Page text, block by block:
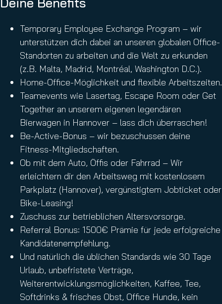
Temporary Employee Exchange Program – wir
unterstützen dich dabei an unseren globalen Office-
Standorten zu arbeiten und die Welt zu erkunden
(z.B. Malta, Madrid, Montréal, Washington D.C.).
Home-Office-Möglichkeit und flexible Arbeitszeiten.
Teamevents wie Lasertag, Escape Room oder Get
Together an unserem eigenen legendären
Bierwagen in Hannover – lass dich überraschen!
Be-Active-Bonus – wir bezuschussen deine
Fitness-Mitgliedschaften.
Ob mit dem Auto, Öffis oder Fahrrad – Wir
erleichtern dir den Arbeitsweg mit kostenlosem
Parkplatz (Hannover), vergünstigtem Jobticket oder
Bike-Leasing!
Zuschuss zur betrieblichen Altersvorsorge.
Referral Bonus: 1500€ Prämie für jede erfolgreiche
Kandidatenempfehlung.
Und natürlich die üblichen Standards wie 30 Tage
Urlaub, unbefristete Verträge,
Weiterentwicklungsmöglichkeiten, Kaffee, Tee,
Softdrinks & frisches Obst, Office Hunde, kein